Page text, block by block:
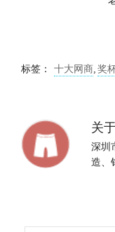
标签： 十大网商,奖
关
深圳
造、